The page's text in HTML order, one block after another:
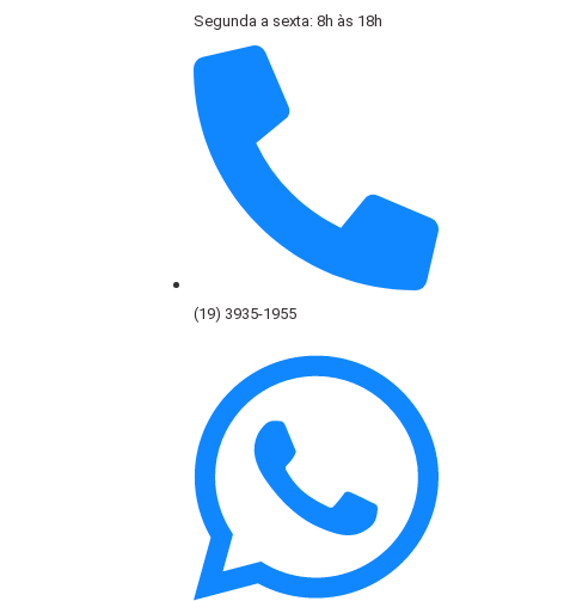
Segunda a sexta: 8h às 18h
(19) 3935-1955